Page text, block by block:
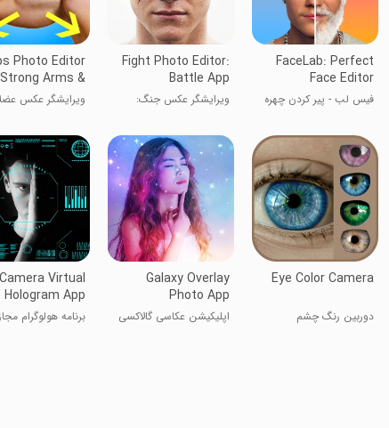
FaceLab: Perfect
Face Editor
فیس لب - پیر کردن چهره
Fight Photo Editor:
Battle App
ویرایشگر عکس جنگ:
Photo Editor
Arms &
Muscle Editor
ویرایشگر عکس
Eye Color Camera
دوربین رنگ چشم
Galaxy Overlay
Photo App
اپلیکیشن عکاسی گالاکسی
Virtual
Hologram App
برنامه هولوگرام